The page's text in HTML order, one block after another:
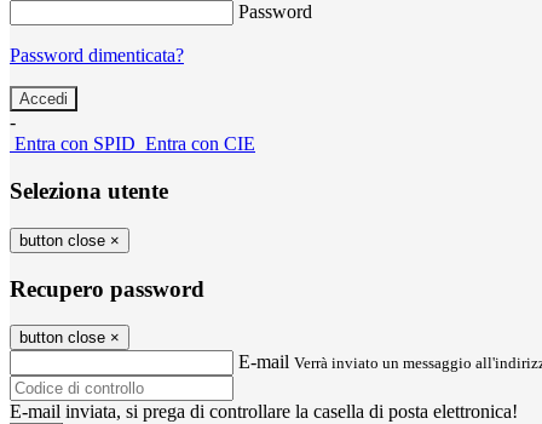
Password
Password dimenticata?
-
Entra con SPID Entra con CIE
Seleziona utente
button close ×
Recupero password
button close ×
E-mail Verrà inviato un messaggio
E-mail inviata, si prega di controllare la casella di posta elettronica!